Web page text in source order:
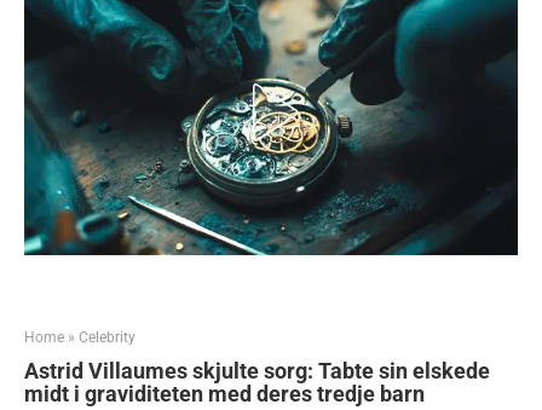
Home » Celebrity
Astrid Villaumes skjulte sorg: Tabte sin elskede
midt i graviditeten med deres tredje barn